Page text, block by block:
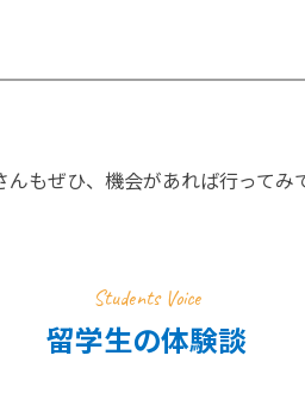
もぜひ、機会があれば行ってみ
Students Voice
留学生の体験談